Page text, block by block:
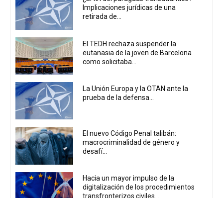
Implicaciones jurídicas de una
retirada de...
El TEDH rechaza suspender la
eutanasia de la joven de Barcelona
como solicitaba...
La Unión Europa y la OTAN ante la
prueba de la defensa...
El nuevo Código Penal talibán:
macrocriminalidad de género y
desafí...
Hacia un mayor impulso de la
digitalización de los procedimientos
transfronterizos civiles...